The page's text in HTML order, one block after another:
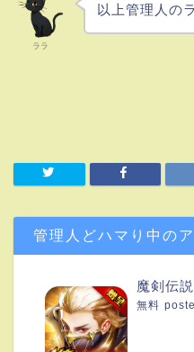
ララ
以上管理人の
管理人どハマり中のア
魔剣伝説
無料